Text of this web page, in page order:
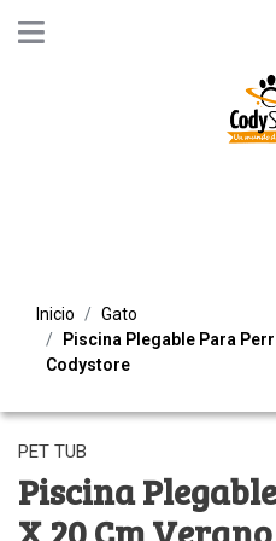
Inicio
Gato
Piscina Plegable Para
Codystore
PET TUB
Piscina